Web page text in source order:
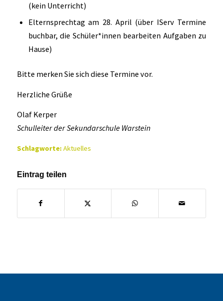
(kein Unterricht)
Elternsprechtag am 28. April (über IServ Termine
buchbar, die Schüler*innen bearbeiten Aufgaben zu
Hause)
Bitte merken Sie sich diese Termine vor.
Herzliche Grüße
Olaf Kerper
Schulleiter der Sekundarschule Warstein
Schlagworte:Aktuelles
Eintrag teilen